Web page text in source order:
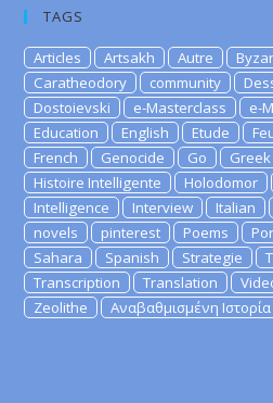
TAGS
Articles Artsakh Autre
Caratheodory
community
Dostoievski
e-Masterclass e-
Education
English Etude
French
Genocide Go Greek
Histoire Intelligente
Holodomor
Intelligence
Interview Italian
novels
pinterest Poems
Sahara
Spanish Strategie
Transcription
Translation
Zeolithe
Αναβαθμισμένη Ιστορία